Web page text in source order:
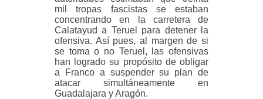
miltropas fascistas se estaban
concentrando en la carretera de
Calatayud a Teruel para detener la
ofensiva. Así pues, al margen de si
se toma o no Teruel, las ofensivas
han logrado su propósito de obligar
a Franco a suspender su plan de
atacar simultáneamente en
Guadalajara y Aragón.